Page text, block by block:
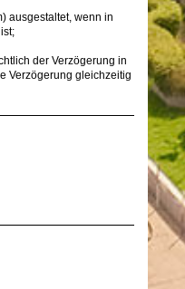
ausgestaltet, wenn in
der Verzögerung in
Verzögerung gleichzeitig